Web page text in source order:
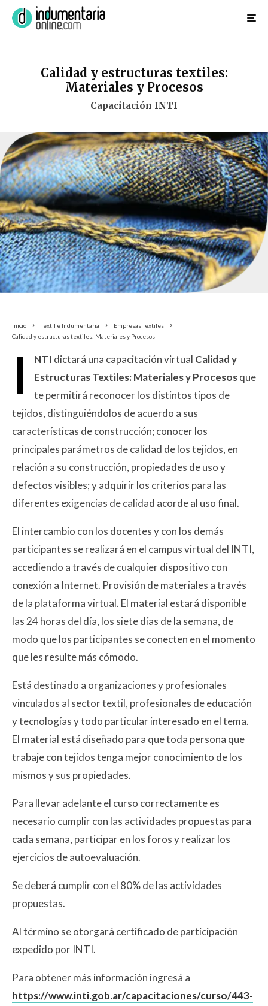
Calidad y estructuras textiles:
Materiales y Procesos
Capacitación INTI
Inicio Textil e Indumentaria
Empresas Textiles
Calidad y estructuras textiles: Materiales y Procesos
I NTI dictará una capacitación virtual Calidad y
Estructuras Textiles: Materiales y Procesosque
te permitirá reconocer los distintos tipos de
tejidos, distinguiéndolos de acuerdo a sus
características de construcción; conocer los
principales parámetros de calidad de los tejidos, en
relación a su construcción, propiedades de uso y
defectos visibles; y adquirir los criterios para las
diferentes exigencias de calidad acorde al uso final.
El intercambio con los docentes y con los demás
participantes se realizará en el campus virtual del INTI,
accediendo a través de cualquier dispositivo con
conexión a Internet. Provisión de materiales a través
de la plataforma virtual. El material estará disponible
las 24 horas del día, los siete días de la semana, de
modo que los participantes se conecten en el momento
que les resulte más cómodo.
Está destinado a organizaciones y profesionales
vinculados al sector textil, profesionales de educación
y tecnologías y todo particular interesado en el tema.
El material está diseñado para que toda persona que
trabaje con tejidos tenga mejor conocimiento de los
mismos y sus propiedades.
Para llevar adelante el curso correctamente es
necesario cumplir con las actividades propuestas para
cada semana, participar en los foros y realizar los
ejercicios de autoevaluación.
Se deberá cumplir con el 80% de las actividades
propuestas.
Al término se otorgará certificado de participación
expedido por INTI.
Para obtener más información ingresá a
https://www.inti.gob.ar/capacitaciones/curso/443-